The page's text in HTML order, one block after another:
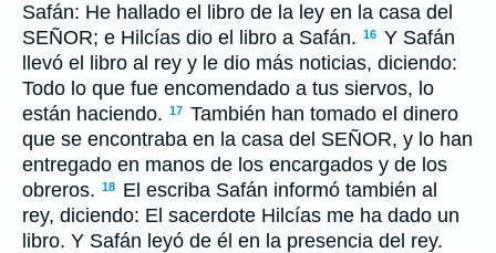
Safán: He hallado el libro de la ley en la casa del
SEÑOR; e Hilcías dio el libro a Safán. 16 Y Safán
llevó el libro al rey y le dio más noticias, diciendo:
Todo lo que fue encomendado a tus siervos, lo
están haciendo. 17 También han tomado el dinero
que se encontraba en la casa del SEÑOR, y lo han
entregado en manos de los encargados y de los
obreros. 18
El escriba Safán informó también al
rey, diciendo: El sacerdote Hilcías me ha dado un
libro. Y Safán leyó de él en la presencia del rey.